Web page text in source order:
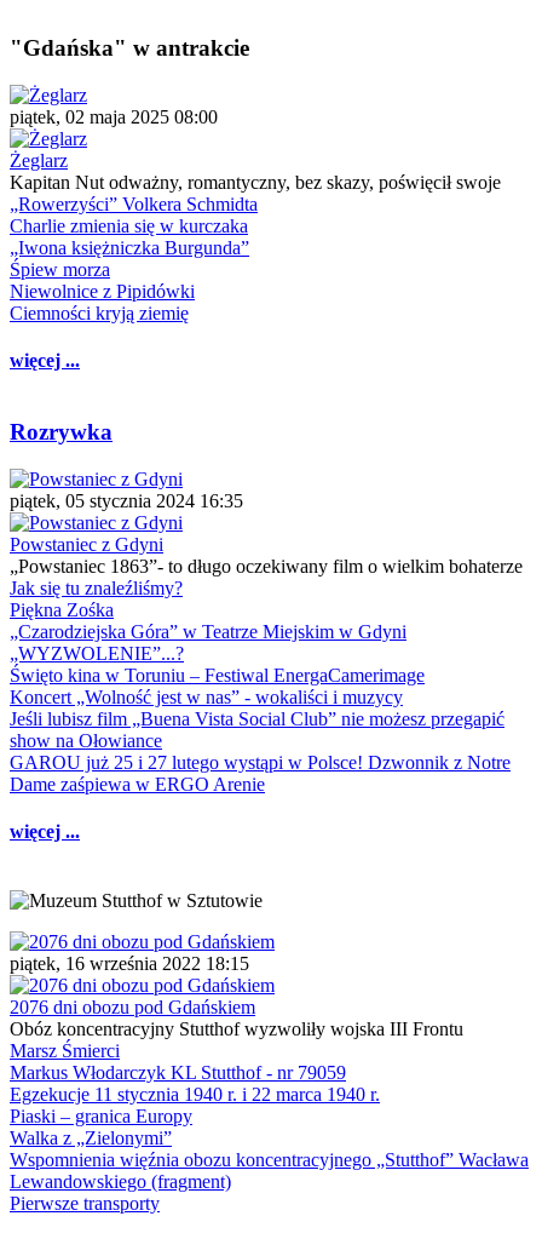
"Gdańska" w antrakcie
piątek, 02 maja 2025 08:00
Żeglarz
Kapitan Nut odważny, romantyczny, bez skazy, poświęcił swoje
„Rowerzyści” Volkera Schmidta
Charlie zmienia się w kurczaka
„Iwona księżniczka Burgunda”
Śpiew morza
Niewolnice z Pipidówki
Ciemności kryją ziemię
więcej ...
Rozrywka
piątek, 05 stycznia 2024 16:35
Powstaniec z Gdyni
„Powstaniec 1863”- to długo oczekiwany film o wielkim bohaterze
Jak się tu znaleźliśmy?
Piękna Zośka
„Czarodziejska Góra” w Teatrze Miejskim w Gdyni
„WYZWOLENIE”...?
Święto kina w Toruniu – Festiwal EnergaCamerimage
Koncert „Wolność jest w nas” - wokaliści i muzycy
Jeśli lubisz film „Buena Vista Social Club” nie możesz przegapić
show na Ołowiance
GAROU już 25 i 27 lutego wystąpi w Polsce! Dzwonnik z Notre
Dame zaśpiewa w ERGO Arenie
więcej ...
piątek, 16 września 2022 18:15
2076 dni obozu pod Gdańskiem
Obóz koncentracyjny Stutthof wyzwoliły wojska III Frontu
Marsz Śmierci
Markus Włodarczyk KL Stutthof - nr 79059
Egzekucje 11 stycznia 1940 r. i 22 marca 1940 r.
Piaski – granica Europy
Walka z „Zielonymi”
Wspomnienia więźnia obozu koncentracyjnego „Stutthof” Wacława
Lewandowskiego (fragment)
Pierwsze transporty